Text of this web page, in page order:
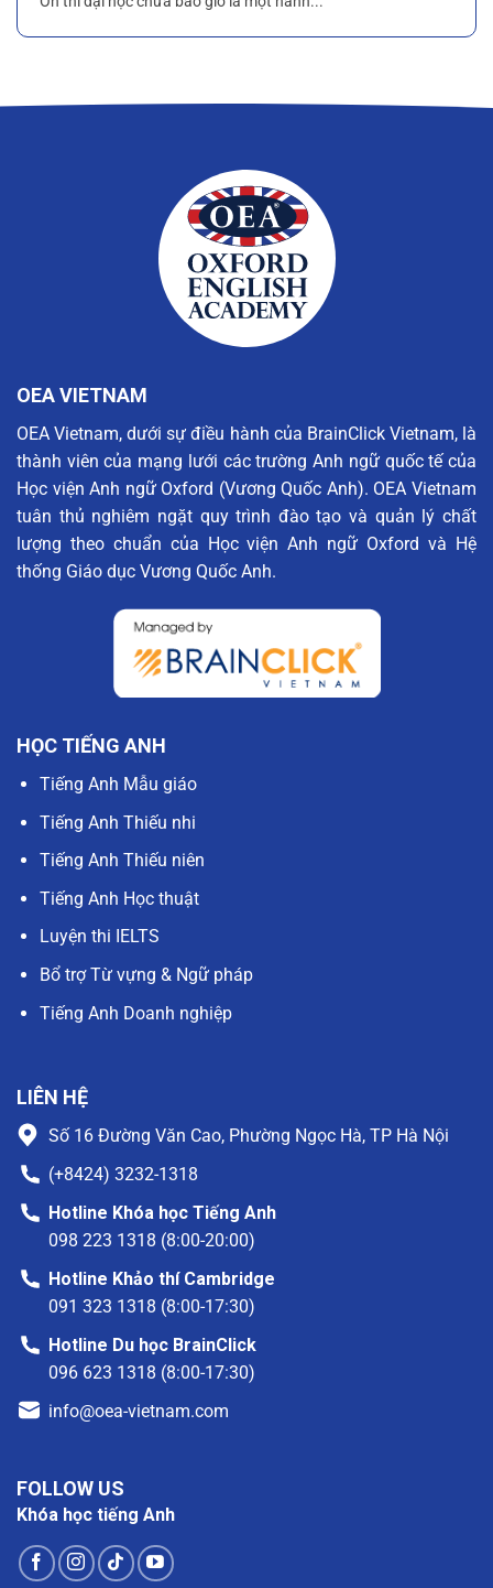
OEA VIETNAM
OEA Vietnam, dưới sự điều hành của BrainClick Vietnam, là
thành viên của mạng lưới các trường Anh ngữ quốc tế của
Học viện Anh ngữ Oxford (Vương Quốc Anh). OEA Vietnam
tuân thủ nghiêm ngặt quy trình đào tạo và quản lý chất
lượng theo chuẩn của Học viện Anh ngữ Oxford và Hệ
thống Giáo dục Vương Quốc Anh.
HỌC TIẾNG ANH
Tiếng Anh Mẫu giáo
Tiếng Anh Thiếu nhi
Tiếng Anh Thiếu niên
Tiếng Anh Học thuật
Luyện thi IELTS
Bổ trợ Từ vựng & Ngữ pháp
Tiếng Anh Doanh nghiệp
LIÊN HỆ
Số 16 Đường Văn Cao, Phường Ngọc Hà, TP Hà Nội
(+8424) 3232-1318
Hotline Khóa học Tiếng Anh
098 223 1318 (8:00-20:00)
Hotline Khảo thí Cambridge
091 323 1318 (8:00-17:30)
Hotline Du học BrainClick
096 623 1318 (8:00-17:30)
info@oea-vietnam.com
FOLLOW US
Khóa học tiếng Anh